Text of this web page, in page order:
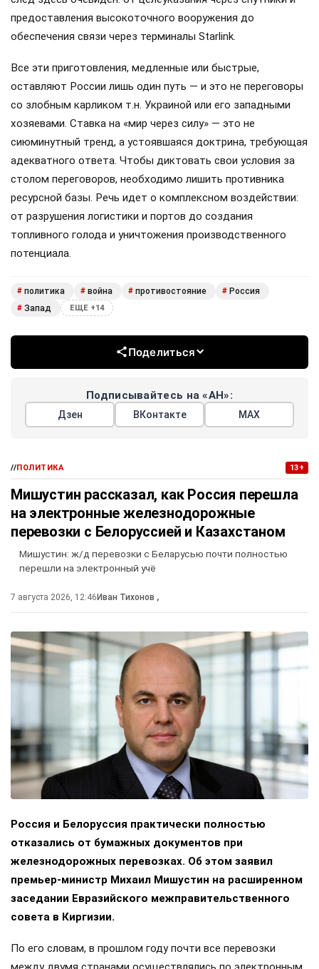
предоставления высокоточного вооружения до
обеспечения связи через терминалы Starlink.
Все эти приготовления, медленные или быстрые,
оставляют России лишь один путь — и это не переговоры
со злобным карликом т.н. Украиной или его западными
хозяевами. Ставка на «мир через силу» — это не
сиюминутный тренд, а устоявшаяся доктрина, требующая
адекватного ответа. Чтобы диктовать свои условия за
столом переговоров, необходимо лишить противника
ресурсной базы. Речь идет о комплексном воздействии:
от разрушения логистики и портов до создания
топливного голода и уничтожения производственного
потенциала.
# политика # война # противостояние # Россия
# Запад ЕЩЕ +14
Поделиться
Подписывайтесь на «АН»:
Дзен ВКонтакте МАХ
//ПОЛИТИКА 13+
Мишустин рассказал, как Россия перешла
на электронные железнодорожные
перевозки с Белоруссией и Казахстаном
Мишустин: ж/д перевозки с Беларусью почти полностью
перешли на электронный учё
7 августа 2026, 12:46Иван Тихонов ,
Россия и Белоруссия практически полностью
отказались от бумажных документов при
железнодорожных перевозках. Об этом заявил
премьер-министр Михаил Мишустин на расширенном
заседании Евразийского межправительственного
совета в Киргизии.
По его словам, в прошлом году почти все перевозки